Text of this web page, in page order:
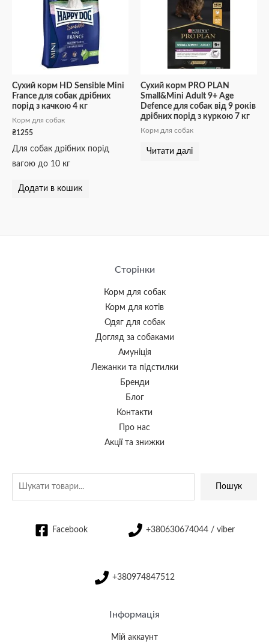
Сухий корм HD Sensible Mini
France для собак дрібних
порід з качкою 4 кг
Корм для собак
₴1255
Для собак дрібних порід
вагою до 10 кг
Додати в кошик
Сухий корм PRO PLAN
Small&Mini Adult 9+ Age
Defence для собак від 9 років
дрібних порід з куркою 7 кг
Корм для собак
Читати далі
Сторінки
Корм для собак
Корм для котів
Одяг для собак
Догляд за собаками
Амуніція
Лежанки та підстилки
Бренди
Блог
Контакти
Про нас
Акції та знижки
Пошук
Facebook +380630674044 / viber
+380974847512
Інформація
Мій аккаунт